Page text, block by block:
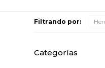
Filtrando por:
Categorías